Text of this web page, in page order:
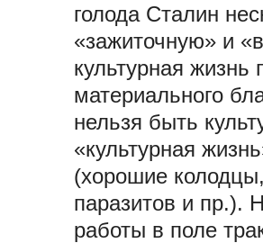
голода Сталин
«зажиточную» и
культурная жизнь
материального
нельзя быть
«культурная
(хорошие
паразитов и пр.).
работы в поле